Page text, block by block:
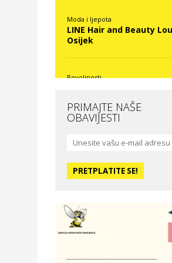
Moda i ljepota
LINE Hair and Beauty
Osijek
Povoljnosti
Moda i ljepota
studio – Osijek
Zdravlje i osiguranje
PRIMAJTE NAŠE
OBAVIJESTI